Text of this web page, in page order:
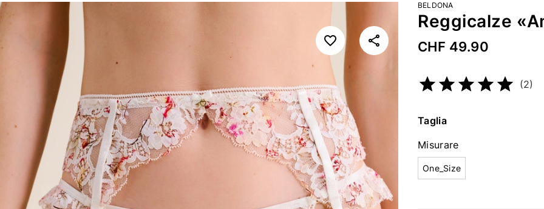
BELDONA
Reggicalze
CHF 49.90
(2)
Taglia
Misurare
One_Size